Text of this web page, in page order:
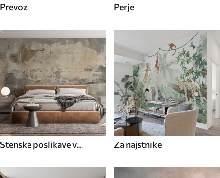
Prevoz Perje
Stenske poslikave v
Za najstnike